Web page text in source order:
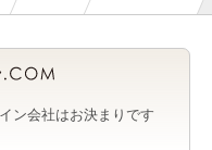
ン会社はお決まりです